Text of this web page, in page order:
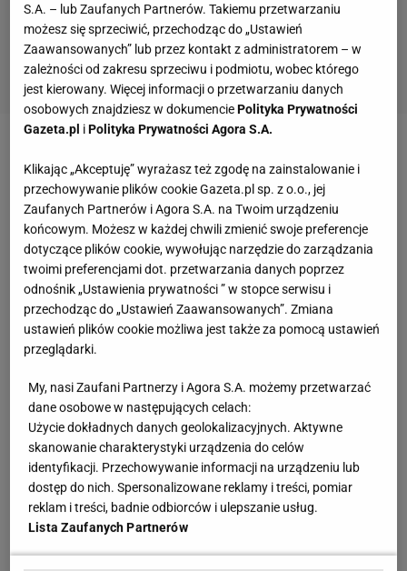
musi wydarzyć. W polskim MMA wszyscy chcą tej
walki"
S.A. – lub Zaufanych Partnerów. Takiemu przetwarzaniu
możesz się sprzeciwić, przechodząc do „Ustawień
Zaawansowanych” lub przez kontakt z administratorem – w
zależności od zakresu sprzeciwu i podmiotu, wobec którego
jest kierowany. Więcej informacji o przetwarzaniu danych
osobowych znajdziesz w dokumenciePolityka Prywatności
Gazeta.pl iPolityka Prywatności Agora S.A.
Klikając „Akceptuję” wyrażasz też zgodę na zainstalowanie i
przechowywanie plików cookie Gazeta.pl sp. z o.o., jej
Zaufanych Partnerów i Agora S.A. na Twoim urządzeniu
końcowym. Możesz w każdej chwili zmienić swoje preferencje
dotyczące plików cookie, wywołując narzędzie do zarządzania
twoimi preferencjami dot. przetwarzania danych poprzez
odnośnik „Ustawienia prywatności ” w stopce serwisu i
przechodząc do „Ustawień Zaawansowanych”. Zmiana
ustawień plików cookie możliwa jest także za pomocą ustawień
przeglądarki.
My, nasi Zaufani Partnerzy i Agora S.A. możemy przetwarzać
dane osobowe w następujących celach:
Użycie dokładnych danych geolokalizacyjnych. Aktywne
skanowanie charakterystyki urządzenia do celów
identyfikacji. Przechowywanie informacji na urządzeniu lub
dostęp do nich. Spersonalizowane reklamy i treści, pomiar
reklam i treści, badnie odbiorców i ulepszanie usług.
Lista Zaufanych Partnerów